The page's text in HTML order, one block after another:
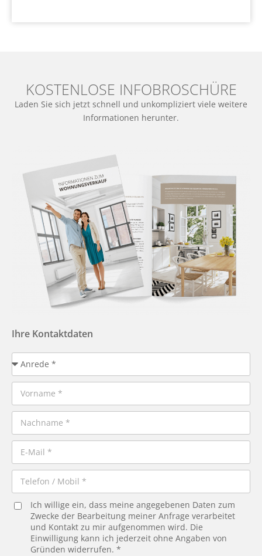
KOSTENLOSE INFOBROSCHÜRE
Laden Sie sich jetzt schnell und unkompliziert viele weitere
Informationen herunter.
Ihre Kontaktdaten
Ich willige ein, dass meine angegebenen Daten zum
Zwecke der Bearbeitung meiner Anfrage verarbeitet
und Kontakt zu mir aufgenommen wird. Die
Einwilligung kann ich jederzeit ohne Angaben von
Gründen widerrufen. *